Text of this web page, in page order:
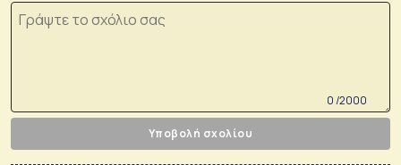
0 /2000
Υποβολή σχολίου